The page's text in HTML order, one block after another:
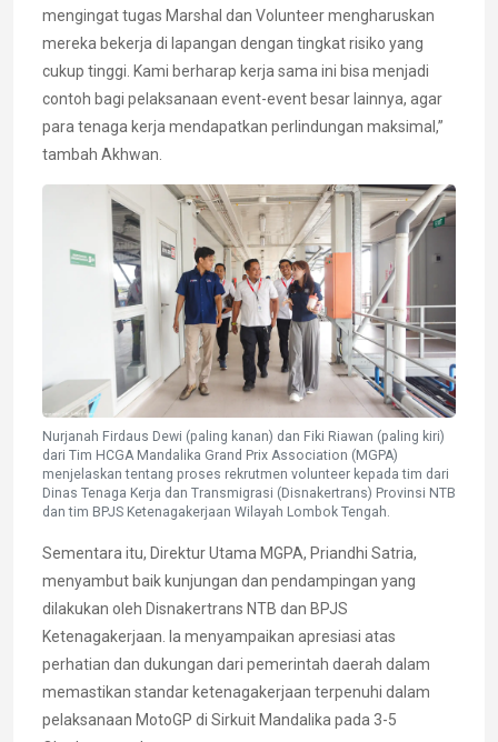
mengingat tugas Marshal dan Volunteer mengharuskan
mereka bekerja di lapangan dengan tingkat risiko yang
cukup tinggi. Kami berharap kerja sama ini bisa menjadi
contoh bagi pelaksanaan event-event besar lainnya, agar
para tenaga kerja mendapatkan perlindungan maksimal,”
tambah Akhwan.
Nurjanah Firdaus Dewi (paling kanan) dan Fiki Riawan (paling kiri)
dari Tim HCGA Mandalika Grand Prix Association (MGPA)
menjelaskan tentang proses rekrutmen volunteer kepada tim dari
Dinas Tenaga Kerja dan Transmigrasi (Disnakertrans) Provinsi NTB
dan tim BPJS Ketenagakerjaan Wilayah Lombok Tengah.
Sementara itu, Direktur Utama MGPA, Priandhi Satria,
menyambut baik kunjungan dan pendampingan yang
dilakukan oleh Disnakertrans NTB dan BPJS
Ketenagakerjaan. Ia menyampaikan apresiasi atas
perhatian dan dukungan dari pemerintah daerah dalam
memastikan standar ketenagakerjaan terpenuhi dalam
pelaksanaan MotoGP di Sirkuit Mandalika pada 3-5